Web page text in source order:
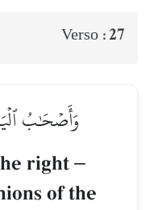
Verso :27
وَأَصۡحَٰبُ
right –
of the